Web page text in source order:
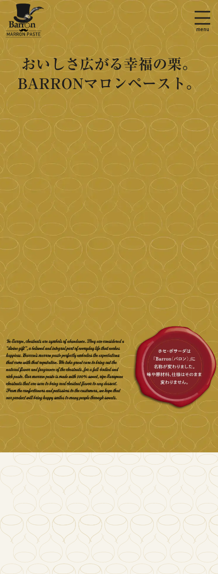
menu
おいしさ広がる幸福の栗。
BARRONマロンペースト。